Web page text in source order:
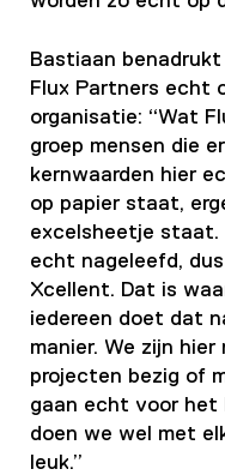
Bastiaan
Flux Partners echt
organisatie: “Wat
groep mensen die
kernwaarden hier
op papier staat,
excelsheetje staat.
echt nageleefd,
Xcellent. Dat is
iedereen doet dat
manier. We zijn
projecten bezig of
gaan echt voor het
doen we wel met
leuk.”